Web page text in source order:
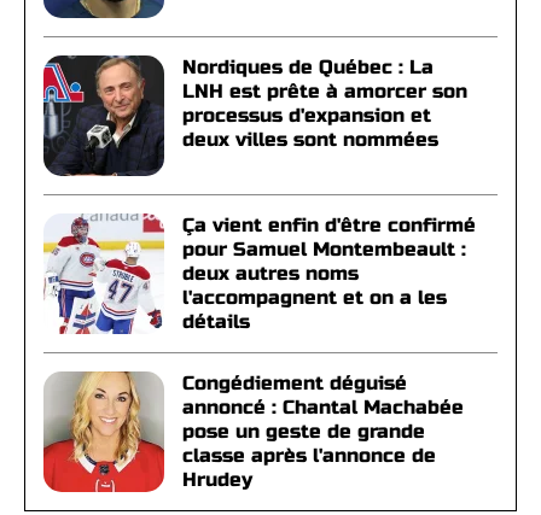
Nordiques de Québec : La
LNH est prête à amorcer son
processus d'expansion et
deux villes sont nommées
Ça vient enfin d'être confirmé
pour Samuel Montembeault :
deux autres noms
l'accompagnent et on a les
détails
Congédiement déguisé
annoncé : Chantal Machabée
pose un geste de grande
classe après l'annonce de
Hrudey